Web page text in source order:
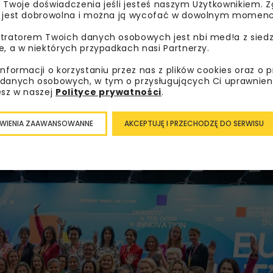
kobiet działających w obszarze STEM.
uczestników z 57 krajów. Program współtworzyło 880
Przez dwa dni uczestnicy mogli wybierać
oraz w dziewięciu strefach tematycznych
kwantowym, cyberbezpieczeństwu, zdrowiu
rozpoczynających drogę zawodową. Organizatorzy
Uczestniczki mogły skorzystać z 500 sesji
i kompetencjom miękkim, przywództwu czy
doświadczenia jeśli jesteś naszym Użytkownikiem.
dobrowolna i można ją wycofać w dowolnym
Twoich danych osobowych jest nbi med!a z
a w niektórych przypadkach nasi Partnerzy.
o korzystaniu przez nas z plików cookies oraz o
osobowych, w tym o przysługujących Ci
w naszej Polityce prywatności.
AKCEPTUJĘ I PRZECHODZĘ DO SERWISU
ZAAWANSOWANNE